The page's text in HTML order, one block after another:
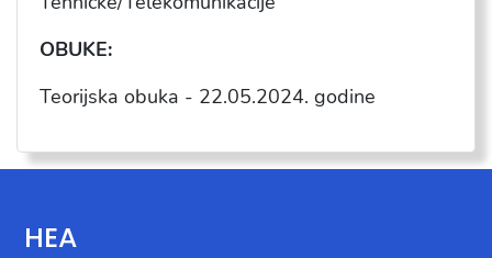
OBUKE:
Teorijska obuka - 22.05.2024. godine
HEA